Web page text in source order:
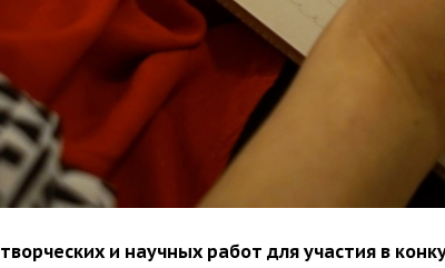
творческих и научных работ для участия в